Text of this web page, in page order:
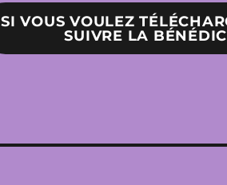
SI VOUS VOULEZ
SUIVRE LA